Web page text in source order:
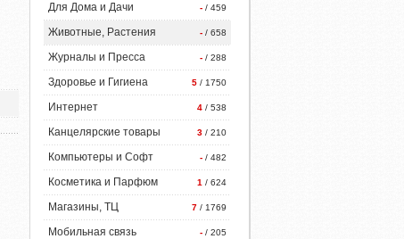
- / 459
Для Дома и Дачи
- / 658
Животные, Растения
- / 288
Журналы и Пресса
5 / 1750
Здоровье и Гигиена
4 / 538
Интернет
3 / 210
Канцелярские товары
- / 482
Компьютеры и Софт
1 / 624
Косметика и Парфюм
7 / 1769
Магазины, ТЦ
- / 205
Мобильная связь